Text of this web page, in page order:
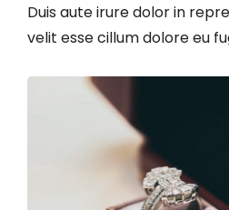
Duis aute irure dolor in
velit esse cillum dolore eu